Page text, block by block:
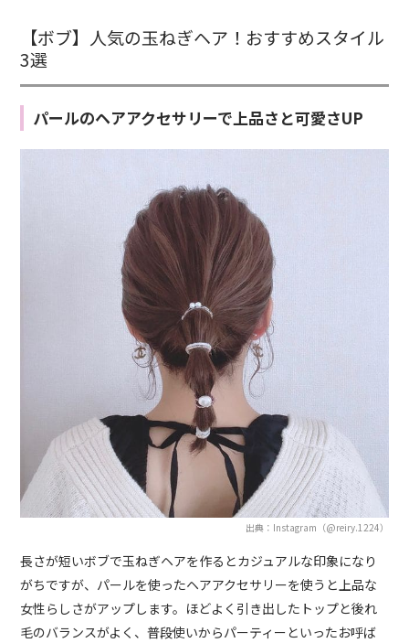
【ボブ】人気の玉ねぎヘア！おすすめスタイル
3選
パールのヘアアクセサリーで上品さと可愛さUP
出典：Instagram（@reiry.1224）
長さが短いボブで玉ねぎヘアを作るとカジュアルな印象になり
がちですが、パールを使ったヘアアクセサリーを使うと上品な
女性らしさがアップします。ほどよく引き出したトップと後れ
毛のバランスがよく、普段使いからパーティーといったお呼ば